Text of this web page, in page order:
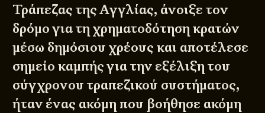
Τράπεζας της Αγγλίας, άνοιξε τον
δρόμο για τη χρηματοδότηση κρατών
μέσω δημόσιου χρέους και αποτέλεσε
σημείο καμπής για την εξέλιξη του
σύγχρονου τραπεζικού συστήματος,
ήταν ένας ακόμη που βοήθησε ακόμη